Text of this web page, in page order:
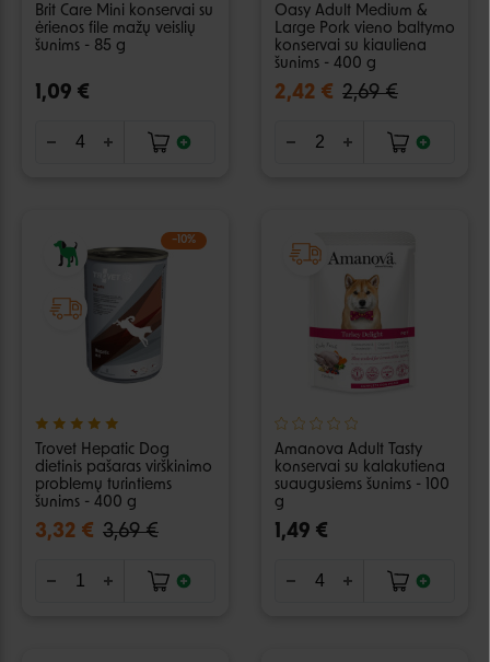
Brit Care Mini konservai su
ėrienos file mažų veislių
šunims - 85 g
1,09 €
Oasy Adult Medium &
Large Pork vieno baltymo
konservai su kiauliena
šunims - 400 g
2,42 € 2,69 €
−10%
Trovet Hepatic Dog
dietinis pašaras virškinimo
problemų turintiems
šunims - 400 g
3,32 € 3,69 €
Amanova Adult Tasty
konservai su kalakutiena
suaugusiems šunims - 100
g
1,49 €